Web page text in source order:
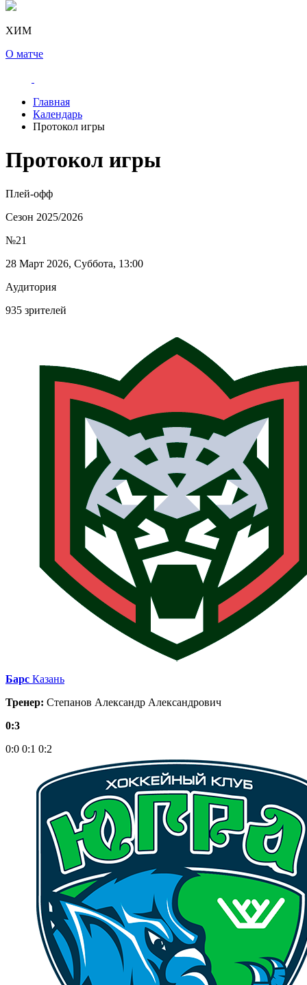
ХИМ
О матче
Главная
Календарь
Протокол игры
Протокол игры
Плей-офф
Сезон 2025/2026
№21
28 Март 2026, Суббота, 13:00
Аудитория
935 зрителей
Барс Казань
Тренер: Степанов Александр Александрович
0:3
0:0 0:1 0:2